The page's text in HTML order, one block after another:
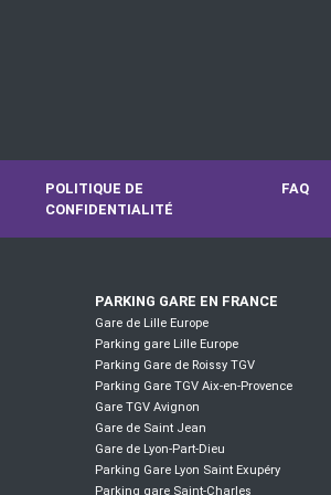
POLITIQUE DE
CONFIDENTIALITÉ
FAQ
PARKING GARE EN FRANCE
Gare de Lille Europe
Parking gare Lille Europe
Parking Gare de Roissy TGV
Parking Gare TGV Aix-en-Provence
Gare TGV Avignon
Gare de Saint Jean
Gare de Lyon-Part-Dieu
Parking Gare Lyon Saint Exupéry
Parking gare Saint-Charles